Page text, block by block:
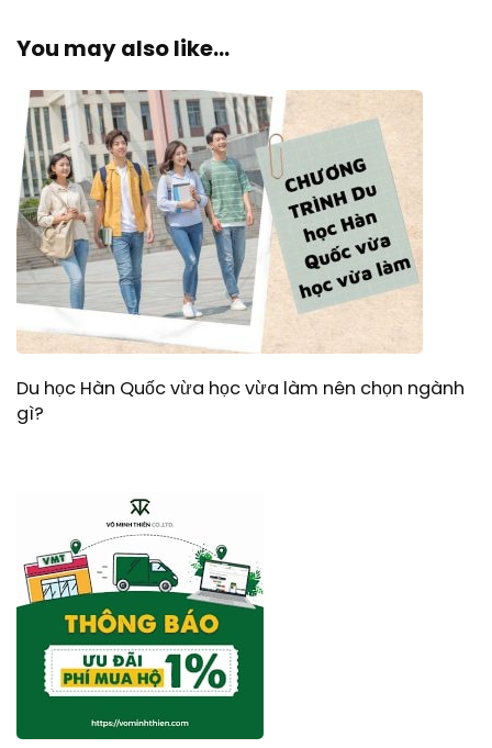
You may also like...
Du học Hàn Quốc vừa học vừa làm nên chọn ngành
gì?